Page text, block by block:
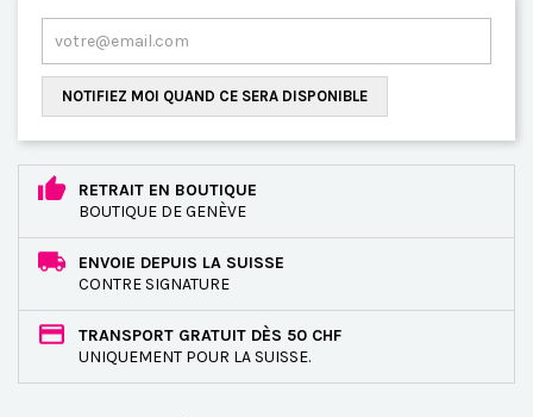
NOTIFIEZ MOI QUAND CE SERA DISPONIBLE
RETRAIT EN BOUTIQUE
BOUTIQUE DE GENÈVE
ENVOIE DEPUIS LA SUISSE
CONTRE SIGNATURE
TRANSPORT GRATUIT DÈS 50 CHF
UNIQUEMENT POUR LA SUISSE.